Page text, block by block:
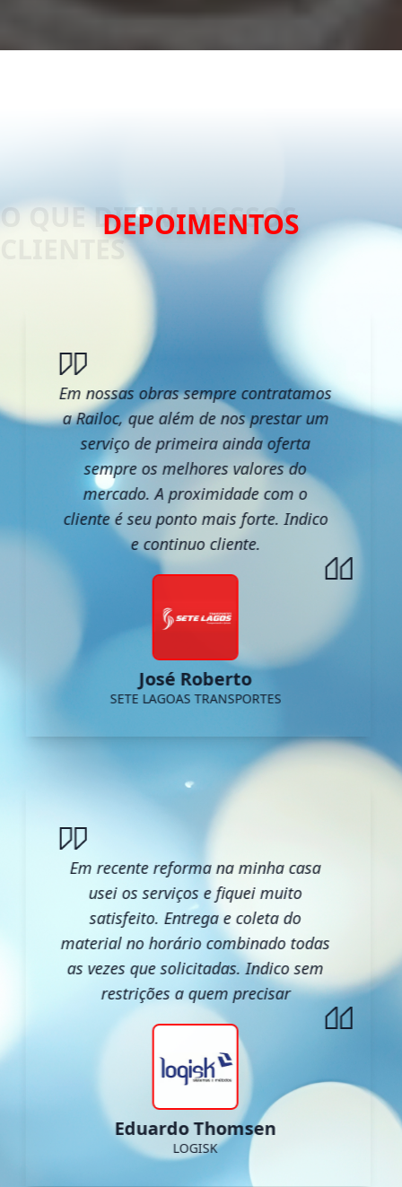
DEPOIMENTOS
Em nossas obras sempre contratamos
a Railoc, que além de nos prestar um
serviço de primeira ainda oferta
sempre os melhores valores do
mercado. A proximidade com o
cliente é seu ponto mais forte. Indico
e continuo cliente.
José Roberto
SETE LAGOAS TRANSPORTES
Em recente reforma na minha casa
usei os serviços e fiquei muito
satisfeito. Entrega e coleta do
material no horário combinado todas
as vezes que solicitadas. Indico sem
restrições a quem precisar
Eduardo Thomsen
LOGISK